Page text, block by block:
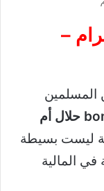
–
المسلمين
عملة bonk حلال أم
ليست بسيطة
في المالية